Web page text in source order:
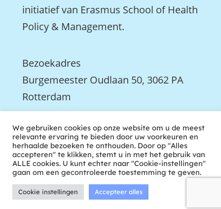
initiatief van Erasmus School of Health
Policy & Management.
Bezoekadres
Burgemeester Oudlaan 50, 3062 PA
Rotterdam
 We zijn ook actief op LinkedIn
ontwikkeld door tweekoppig
We gebruiken cookies op onze website om u de meest
relevante ervaring te bieden door uw voorkeuren en
herhaalde bezoeken te onthouden. Door op "Alles
accepteren" te klikken, stemt u in met het gebruik van
ALLE cookies. U kunt echter naar "Cookie-instellingen"
gaan om een gecontroleerde toestemming te geven.
Cookie instellingen Accepteer alles